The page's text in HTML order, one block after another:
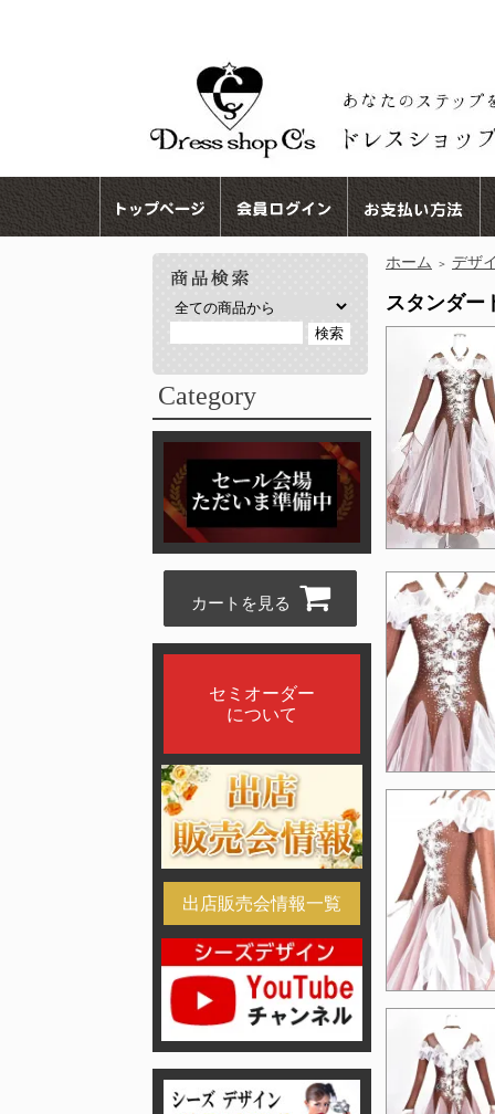
Category
カートを見る
セミオーダー
について
出店販売会情報一覧
ホーム ＞ デザ
スタンダー